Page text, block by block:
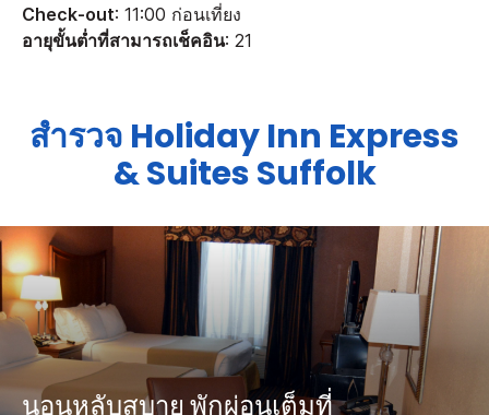
Check-out: 11:00 ก่อนเที่ยง
อายุขั้นต่ำที่สามารถเช็คอิน: 21
สำรวจ Holiday Inn Express
& SuitesSuffolk
นอนหลับสบาย พักผ่อนเต็มที่